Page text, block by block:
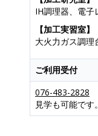
IH調理器、電
【加工実習室】
大火力ガス調理
ご利用受付
076-483-2828
見学も可能です